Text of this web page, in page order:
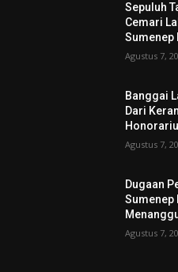
Sepuluh
Cemari
Sumenep
Agustus 7,
Banggai
Dari
Agustus 7,
Dugaan
Sumenep
Agustus 7,